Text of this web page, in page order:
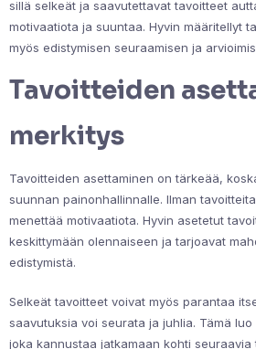
sillä selkeät ja saavutettavat tavoitteet
motivaatiota ja suuntaa. Hyvin määritellyt
myös edistymisen seuraamisen ja
Tavoitteiden
merkitys
Tavoitteiden asettaminen on tärkeää,
suunnan painonhallinnalle. Ilman
menettää motivaatiota. Hyvin asetetut
keskittymään olennaiseen ja tarjoavat
edistymistä.
Selkeät tavoitteet voivat myös parantaa
saavutuksia voi seurata ja juhlia. Tämä
joka kannustaa jatkamaan kohti seuraavia